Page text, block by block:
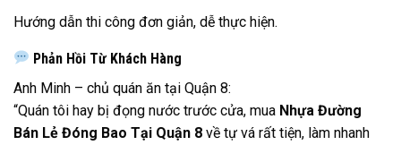
Hướng dẫn thi công đơn giản, dễ thực hiện.
Phản Hồi Từ Khách Hàng
Anh Minh – chủ quán ăn tại Quận 8:
“Quán tôi hay bị đọng nước trước cửa, mua Nhựa Đường
Bán Lẻ Đóng Bao Tại Quận 8 về tự vá rất tiện, làm nhanh